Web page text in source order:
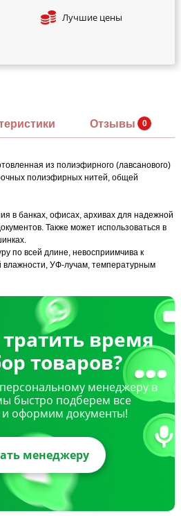
Лучшие цены
Отзывы
из полиэфирного (лавсанового)
полиэфирных нитей, общей
в банках, офисах, архивах для надежной
Также может использоваться в
по всей длине, невосприимчива к
УФ-лучам, температурным
время
товаров?
менеджеру в
быстро подберем все
оформим документы!
менеджеру